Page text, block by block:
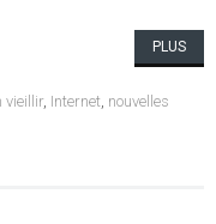
PLUS
vieillir, Internet, nouvelles